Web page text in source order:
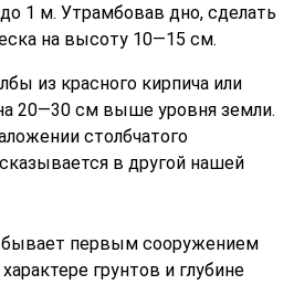
1 м. Утрамбовав дно, сделать
на высоту 10—15 см.
из красного кирпича или
20—30 см выше уровня земли.
столбчатого
в другой нашей
бывает первым сооружением
грунтов и глубине